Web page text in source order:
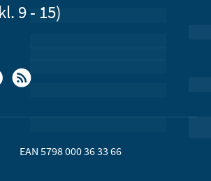
9 - 15)
EAN 5798 000 36 33 66